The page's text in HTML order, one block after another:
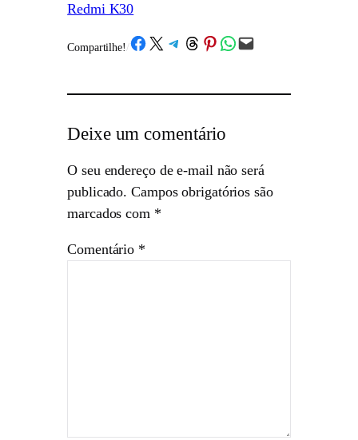
Redmi K30
Compartilhe! /Share on Facebook
Share on X Share on Telegram
Share on Threads
Share on Pinterest
Share on WhatsApp
Email this Page
Deixe um comentário
O seu endereço de e-mail não será
publicado. Campos obrigatórios são
marcados com *
Comentário *